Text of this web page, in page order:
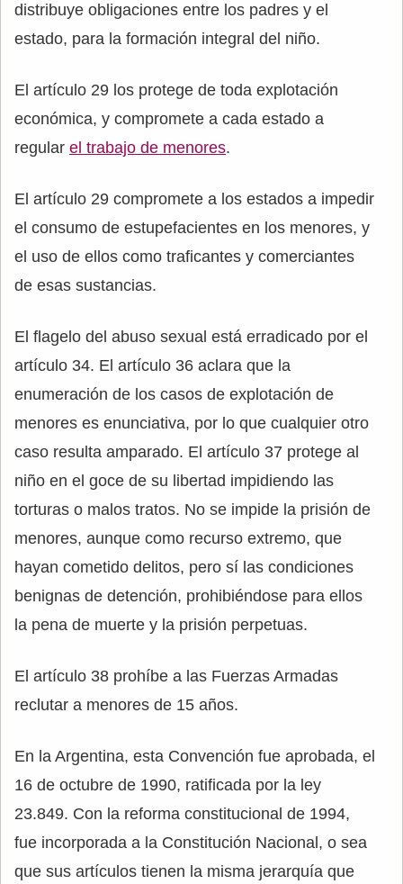
distribuye obligaciones entre los padres y el
estado, para la formación integral del niño.
El artículo 29 los protege de toda explotación
económica, y compromete a cada estado a
regular el trabajo de menores.
El artículo 29 compromete a los estados a impedir
el consumo de estupefacientes en los menores, y
el uso de ellos como traficantes y comerciantes
de esas sustancias.
El flagelo del abuso sexual está erradicado por el
artículo 34. El artículo 36 aclara que la
enumeración de los casos de explotación de
menores es enunciativa, por lo que cualquier otro
caso resulta amparado. El artículo 37 protege al
niño en el goce de su libertad impidiendo las
torturas o malos tratos. No se impide la prisión de
menores, aunque como recurso extremo, que
hayan cometido delitos, pero sí las condiciones
benignas de detención, prohibiéndose para ellos
la pena de muerte y la prisión perpetuas.
El artículo 38 prohíbe a las Fuerzas Armadas
reclutar a menores de 15 años.
En la Argentina, esta Convención fue aprobada, el
16 de octubre de 1990, ratificada por la ley
23.849. Con la reforma constitucional de 1994,
fue incorporada a la Constitución Nacional, o sea
que sus artículos tienen la misma jerarquía que